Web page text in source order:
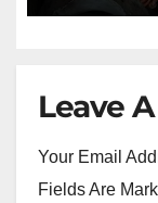
Leave
Your Email
Fields Are